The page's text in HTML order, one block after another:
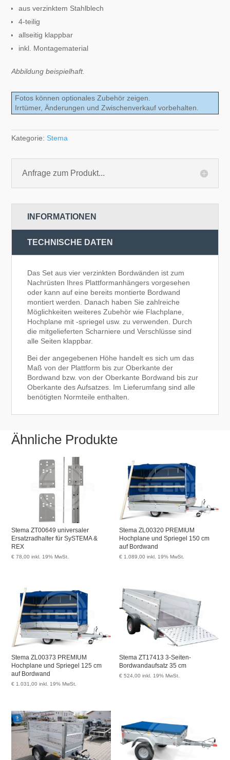
aus verzinktem Stahlblech
4-teilig
allseitig klappbar
inkl. Montagematerial
Abbildung beispielhaft.
Fotos können optionales Zubehör zeigen.
Irrtümer, Änderungen und Zwischenverkauf vorbehalten.
Kategorie:Stema
Anfrage zum Produkt...
INFORMATIONEN
TECHNISCHE DATEN
Das Set aus vier verzinkten Bordwänden ist zum
Nachrüsten Ihres Plattformanhängers vorgesehen
oder kann auf eine bereits montierte Bordwand
montiert werden. Danach haben Sie zahlreiche
Möglichkeiten weiteres Zubehör wie Flachplane,
Hochplane mit -spriegel usw. zu verwenden. Durch
die mitgelieferten Scharniere und Verschlüsse sind
alle Seiten klappbar.
Bei der angegebenen Höhe handelt es sich um das
Maß von der Plattform bis zur Oberkante der
Bordwand bzw. von der Oberkante Bordwand bis zur
Oberkante des Aufsatzes. Im Lieferumfang sind alle
benötigten Normteile enthalten.
Ähnliche Produkte
Stema ZT00649 universaler
Ersatzradhalter für SySTEMA &
REX
€ 78,00 inkl. 19% MwSt.
Stema ZL00320 PREMIUM
Hochplane und Spriegel 150 cm
auf Bordwand
€ 1.089,00 inkl. 19% MwSt.
Stema ZL00373 PREMIUM
Hochplane und Spriegel 125 cm
auf Bordwand
€ 1.031,00 inkl. 19% MwSt.
Stema ZT17413 3-Seiten-
Bordwandaufsatz 35 cm
€ 524,00 inkl. 19% MwSt.